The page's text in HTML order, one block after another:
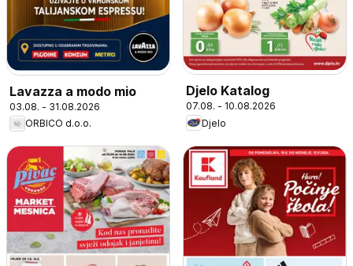
Lavazza a modo mio
03.08. - 31.08.2026
ORBICO d.o.o.
Djelo Katalog
07.08. - 10.08.2026
Djelo